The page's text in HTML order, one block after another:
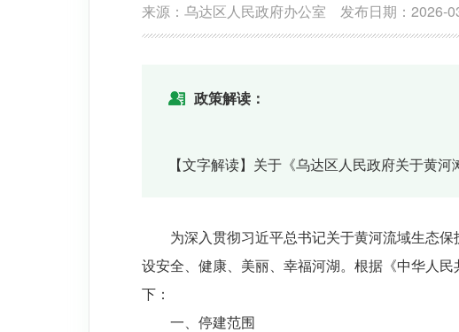
来源：乌达区人民政府办公室 发布日期：2026-
政策解读：
【文字解读】关于《乌达区人民政府关于黄
为深入贯彻习近平总书记关于黄河流域生态
设安全、健康、美丽、幸福河湖。根据《中华人
下：
一、停建范围